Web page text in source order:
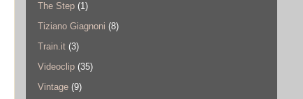
The Step (1)
Tiziano Giagnoni (8)
Train.it (3)
Videoclip (35)
Vintage (9)